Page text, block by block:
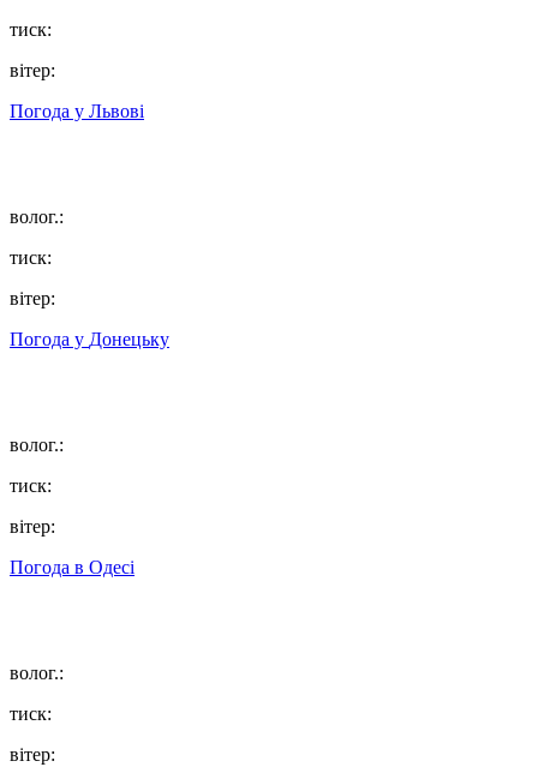
тиск:
вітер:
Погода у Львові
волог.:
тиск:
вітер:
Погода у Донецьку
волог.:
тиск:
вітер:
Погода в Одесі
волог.:
тиск:
вітер: